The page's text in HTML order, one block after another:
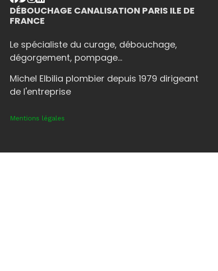
DÉBOUCHAGE CANALISATION PARIS ILE DE
FRANCE
Le spécialiste du curage, débouchage,
dégorgement, pompage...
Michel Elbilia plombier depuis 1979 dirigeant
de l'entreprise
Mentions légales